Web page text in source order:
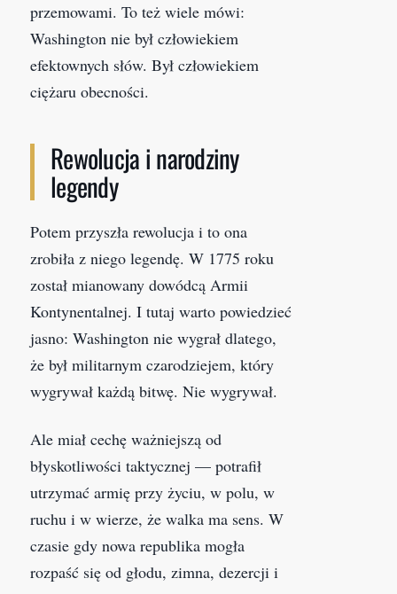
przemowami. To też wiele mówi:
Washington nie był człowiekiem
efektownych słów. Był człowiekiem
ciężaru obecności.
Rewolucja i narodziny
legendy
Potem przyszła rewolucja i to ona
zrobiła z niego legendę. W 1775 roku
został mianowany dowódcą Armii
Kontynentalnej. I tutaj warto powiedzieć
jasno: Washington nie wygrał dlatego,
że był militarnym czarodziejem, który
wygrywał każdą bitwę. Nie wygrywał.
Ale miał cechę ważniejszą od
błyskotliwości taktycznej — potrafił
utrzymać armię przy życiu, w polu, w
ruchu i w wierze, że walka ma sens. W
czasie gdy nowa republika mogła
rozpaść się od głodu, zimna, dezercji i